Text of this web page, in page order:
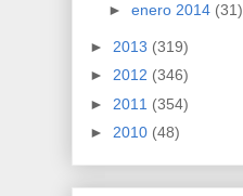
► enero 2014 (31)
► 2013 (319)
► 2012 (346)
► 2011 (354)
► 2010 (48)